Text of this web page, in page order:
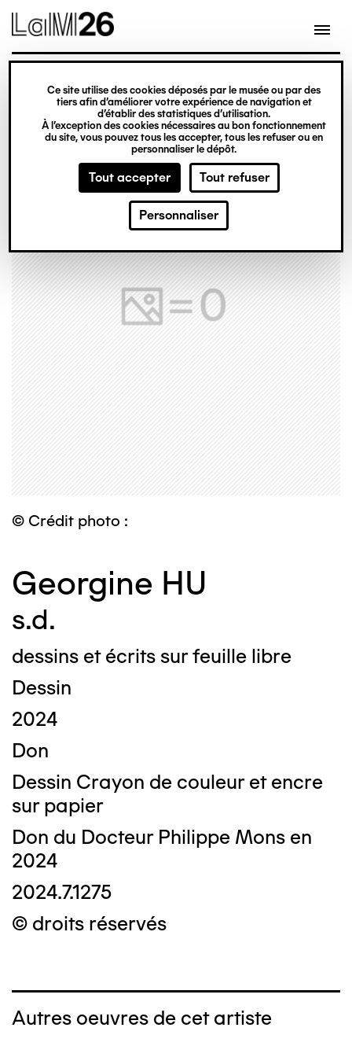
Gestion des cookies
Ce site utilise des cookies déposés par le musée ou par des
tiers afin d’améliorer votre expérience de navigation et
d’établir des statistiques d’utilisation.
À l’exception des cookies nécessaires au bon fonctionnement
du site, vous pouvez tous les accepter, tous les refuser ou en
personnaliser le dépôt.
Tout accepter Tout refuser
Personnaliser
contenu
© Crédit photo :
Georgine HU
s.d.
dessins et écrits sur feuille libre
Dessin
2024
Don
Dessin Crayon de couleur et encre
sur papier
Don du Docteur Philippe Mons en
2024
2024.7.1275
© droits réservés
Autres oeuvres de cet artiste